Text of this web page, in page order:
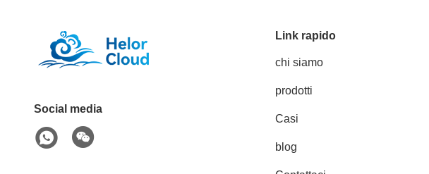
Social media
Link rapido
chi siamo
prodotti
Casi
blog